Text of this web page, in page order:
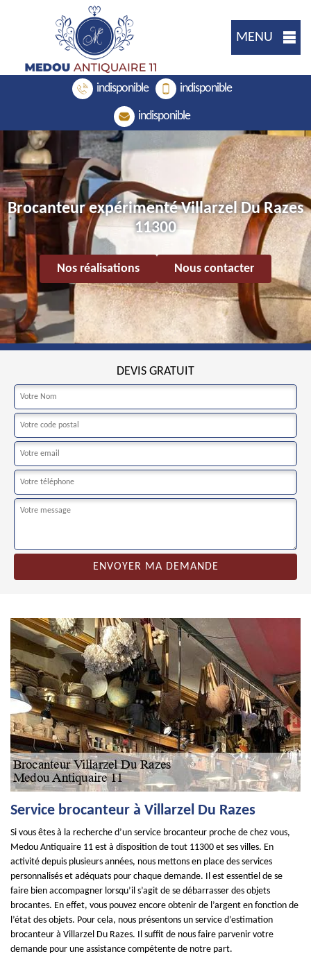
MENU
indisponible indisponible
indisponible
Brocanteur expérimenté Villarzel Du Razes
11300
Nos réalisations Nous contacter
DEVIS GRATUIT
Service brocanteur à Villarzel Du Razes
Si vous êtes à la recherche d’un service brocanteur proche de chez vous,
Medou Antiquaire 11 est à disposition de tout 11300 et ses villes. En
activité depuis plusieurs années, nous mettons en place des services
personnalisés et adéquats pour chaque demande. Il est essentiel de se
faire bien accompagner lorsqu’il s’agit de se débarrasser des objets
brocantes. En effet, vous pouvez encore obtenir de l’argent en fonction de
l’état des objets. Pour cela, nous présentons un service d’estimation
brocanteur à Villarzel Du Razes. Il suffit de nous faire parvenir votre
demande pour une assistance compétente de notre part.